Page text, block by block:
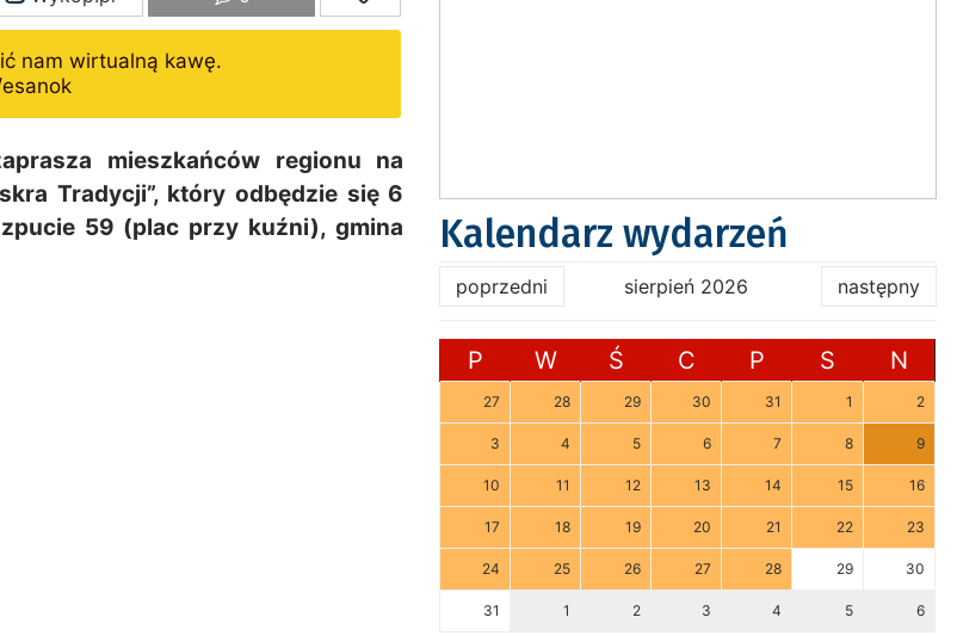
nam wirtualną kawę.
mieszkańców regionu na
Tradycji”, który odbędzie się 6
59 (plac przy kuźni), gmina
Kalendarz wydarzeń
poprzedni sierpień 2026 następny
P W Ś C P S N
27 28 29 30 31 1 2
3 4 5 6 7 8 9
10 11 12 13 14 15 16
17 18 19 20 21 22 23
24 25 26 27 28 29 30
31 1 2 3 4 5 6